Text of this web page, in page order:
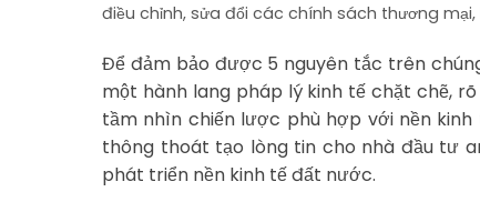
điều chỉnh, sửa đổi các chính sách thương
Để đảm bảo được 5 nguyên tắc trên
một hành lang pháp lý kinh tế chặt chẽ,
tầm nhìn chiến lược phù hợp với nền
thông thoát tạo lòng tin cho nhà đầu tư
phát triển nền kinh tế đất nước.